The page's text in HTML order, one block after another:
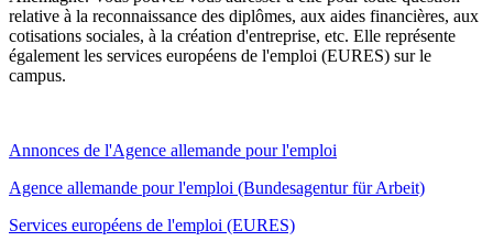
relative à la reconnaissance des diplômes, aux aides financières, aux
cotisations sociales, à la création d'entreprise, etc. Elle représente
également les services européens de l'emploi (EURES) sur le
campus.
Annonces de l'Agence allemande pour l'emploi
Agence allemande pour l'emploi (Bundesagentur für Arbeit)
Services européens de l'emploi (EURES)